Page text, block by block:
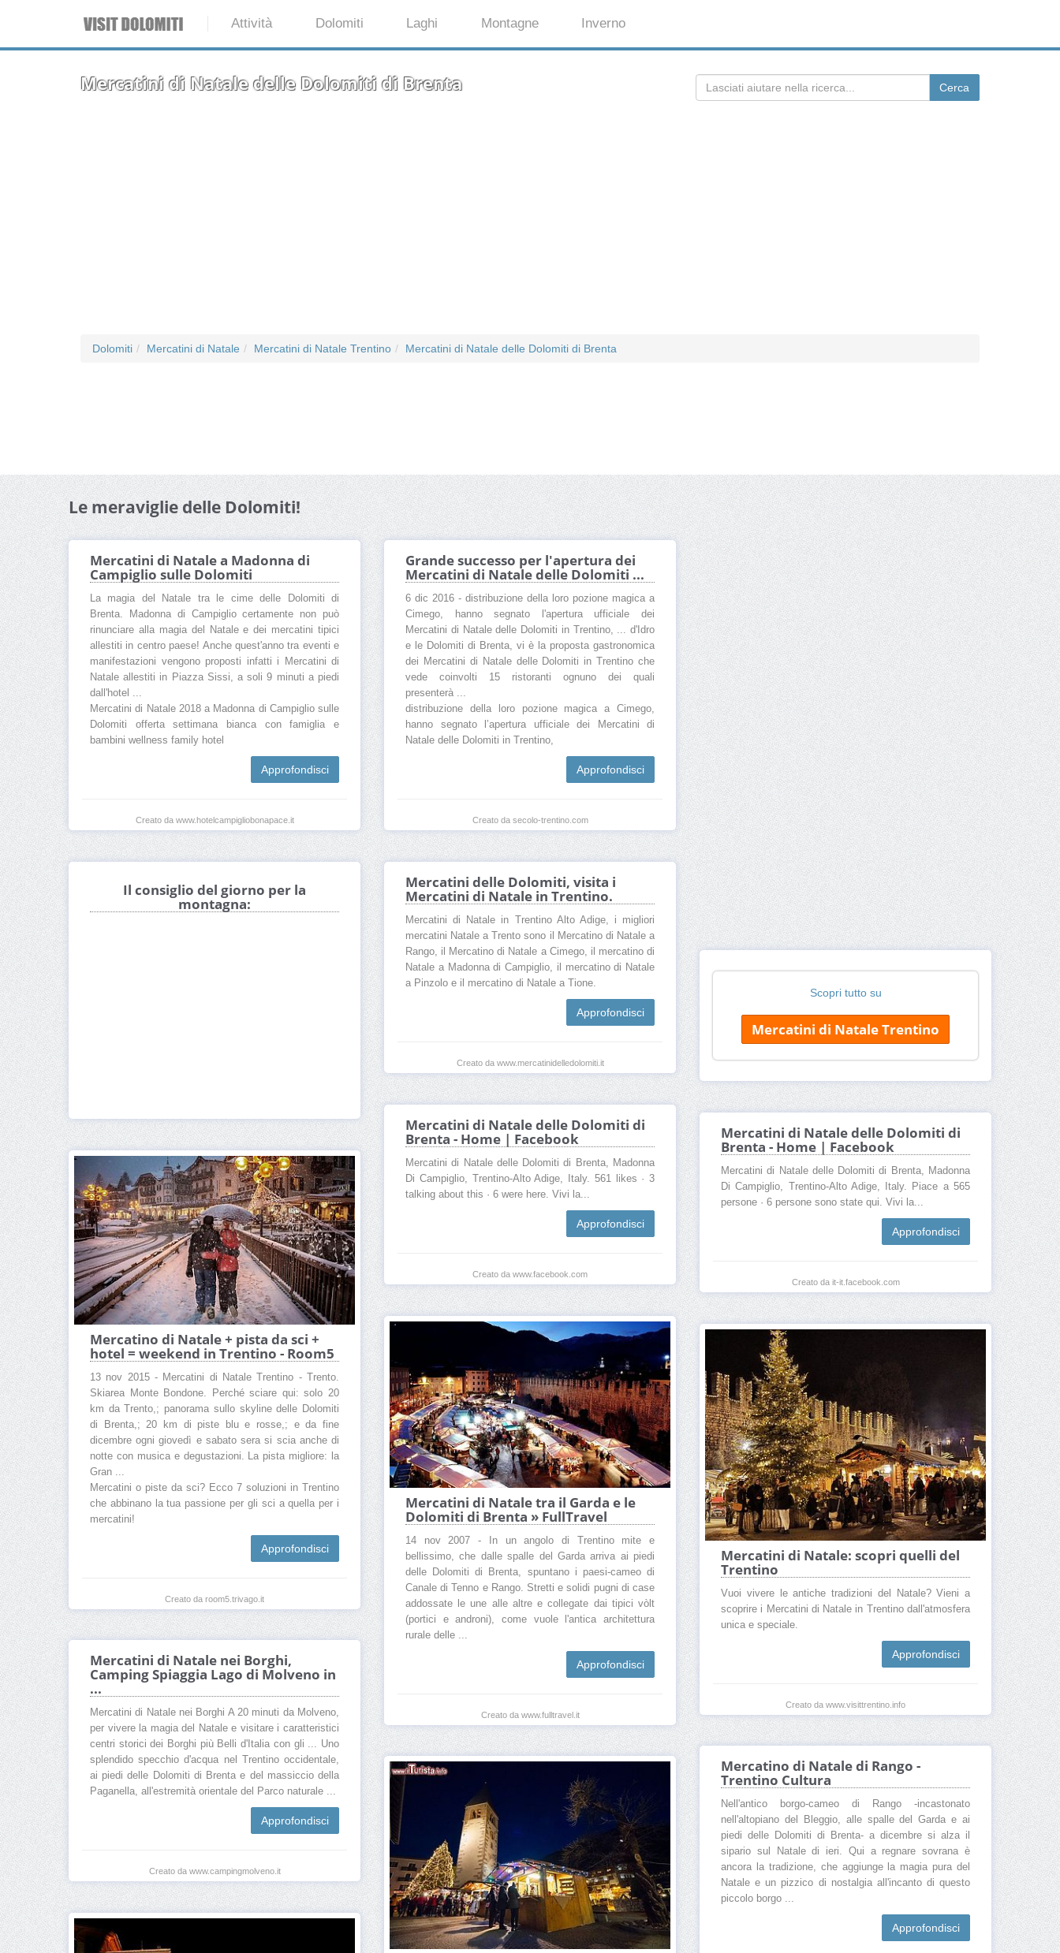
Attività Dolomiti Laghi Montagne Inverno
Mercatini di Natale delle Dolomiti di Brenta
Dolomiti Mercatini di Natale Mercatini di Natale Trentino Mercatini di Natale delle Dolomiti di Brenta
Le meraviglie delle Dolomiti!
Mercatini di Natale a Madonna di
Campiglio sulle Dolomiti
La magia del Natale tra le cime delle Dolomiti di
Brenta. Madonna di Campiglio certamente non può
rinunciare alla magia del Natale e dei mercatini tipici
allestiti in centro paese! Anche quest'anno tra eventi e
manifestazioni vengono proposti infatti i Mercatini di
Natale allestiti in Piazza Sissi, a soli 9 minuti a piedi
dall'hotel ...
Mercatini di Natale 2018 a Madonna di Campiglio sulle
Dolomiti offerta settimana bianca con famiglia e
bambini wellness family hotel
Approfondisci
Creato da www.hotelcampigliobonapace.it
Grande successo per l'apertura dei
Mercatini di Natale delle Dolomiti ...
6 dic 2016 - distribuzione della loro pozione magica a
Cimego, hanno segnato l'apertura ufficiale dei
Mercatini di Natale delle Dolomiti in Trentino, ... d'Idro
e le Dolomiti di Brenta, vi è la proposta gastronomica
dei Mercatini di Natale delle Dolomiti in Trentino che
vede coinvolti 15 ristoranti ognuno dei quali
presenterà ...
distribuzione della loro pozione magica a Cimego,
hanno segnato l’apertura ufficiale dei Mercatini di
Natale delle Dolomiti in Trentino,
Approfondisci
Creato da secolo-trentino.com
Scopri tutto su
Mercatini di Natale Trentino
Il consiglio del giorno per la
montagna:
Mercatini delle Dolomiti, visita i
Mercatini di Natale in Trentino.
Mercatini di Natale in Trentino Alto Adige, i migliori
mercatini Natale a Trento sono il Mercatino di Natale a
Rango, il Mercatino di Natale a Cimego, il mercatino di
Natale a Madonna di Campiglio, il mercatino di Natale
a Pinzolo e il mercatino di Natale a Tione.
Approfondisci
Creato da www.mercatinidelledolomiti.it
Mercatini di Natale delle Dolomiti di
Brenta - Home | Facebook
Mercatini di Natale delle Dolomiti di Brenta, Madonna
Di Campiglio, Trentino-Alto Adige, Italy. 561 likes · 3
talking about this · 6 were here. Vivi la...
Approfondisci
Creato da www.facebook.com
Mercatini di Natale delle Dolomiti di
Brenta - Home | Facebook
Mercatini di Natale delle Dolomiti di Brenta, Madonna
Di Campiglio, Trentino-Alto Adige, Italy. Piace a 565
persone · 6 persone sono state qui. Vivi la...
Approfondisci
Creato da it-it.facebook.com
Mercatino di Natale + pista da sci +
hotel = weekend in Trentino - Room5
13 nov 2015 - Mercatini di Natale Trentino - Trento.
Skiarea Monte Bondone. Perché sciare qui: solo 20
km da Trento,; panorama sullo skyline delle Dolomiti
di Brenta,; 20 km di piste blu e rosse,; e da fine
dicembre ogni giovedì e sabato sera si scia anche di
notte con musica e degustazioni. La pista migliore: la
Gran ...
Mercatini o piste da sci? Ecco 7 soluzioni in Trentino
che abbinano la tua passione per gli sci a quella per i
mercatini!
Approfondisci
Creato da room5.trivago.it
Mercatini di Natale tra il Garda e le
Dolomiti di Brenta » FullTravel
14 nov 2007 - In un angolo di Trentino mite e
bellissimo, che dalle spalle del Garda arriva ai piedi
delle Dolomiti di Brenta, spuntano i paesi-cameo di
Canale di Tenno e Rango. Stretti e solidi pugni di case
addossate le une alle altre e collegate dai tipici vòlt
(portici e androni), come vuole l'antica architettura
rurale delle ...
Approfondisci
Creato da www.fulltravel.it
Mercatini di Natale: scopri quelli del
Trentino
Vuoi vivere le antiche tradizioni del Natale? Vieni a
scoprire i Mercatini di Natale in Trentino dall'atmosfera
unica e speciale.
Approfondisci
Creato da www.visittrentino.info
Mercatini di Natale nei Borghi,
Camping Spiaggia Lago di Molveno in
...
Mercatini di Natale nei Borghi A 20 minuti da Molveno,
per vivere la magia del Natale e visitare i caratteristici
centri storici dei Borghi più Belli d'Italia con gli ... Uno
splendido specchio d'acqua nel Trentino occidentale,
ai piedi delle Dolomiti di Brenta e del massiccio della
Paganella, all'estremità orientale del Parco naturale ...
Approfondisci
Creato da www.campingmolveno.it
Mercatino di Natale di Rango -
Trentino Cultura
Nell'antico borgo-cameo di Rango -incastonato
nell'altopiano del Bleggio, alle spalle del Garda e ai
piedi delle Dolomiti di Brenta- a dicembre si alza il
sipario sul Natale di ieri. Qui a regnare sovrana è
ancora la tradizione, che aggiunge la magia pura del
Natale e un pizzico di nostalgia all'incanto di questo
piccolo borgo ...
Approfondisci